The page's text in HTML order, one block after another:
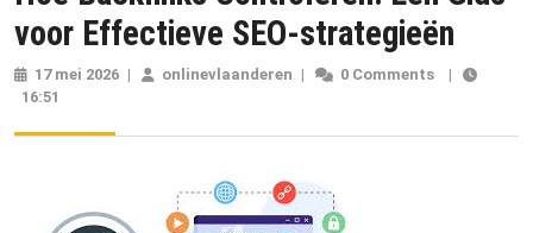
voor Effectieve SEO-strategieën
17 mei 2026 17
| onlinevlaanderen onlinevlaanderen
| 0 Comments
|
16:51